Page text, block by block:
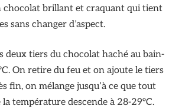
chocolat brillant et craquant qui tient
sans changer d’aspect.
deux tiers du chocolat haché au bain-
On retire du feu et on ajoute le tiers
fin, on mélange jusqu’à ce que tout
température descende à 28-29°C.